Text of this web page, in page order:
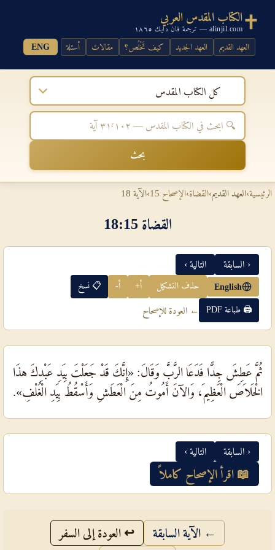
الكتاب المقدس العربي
alinjil.com — ترجمة فان دايك ١٨٦٥
العهد القديم العهد الجديد كيف تَخْلُص؟ مقالات أسئلة ENG
كل الكتاب المقدس
بحث
الرئيسية›العهد القديم›القضاة›الإصحاح 15 ›الآية 18
القضاة 15‏:‏18
‹ السابقة التالية ›
English حذف التشكيل أ+ أ- 📋 نسخ
🖨 طباعة PDF ← العودة للإصحاح
ثُمَّ عَطِشَ جِدًّا فَدَعَا الرَّبَّ وَقَالَ: «إِنَّكَ قَدْ جَعَلْتَ بِيَدِ عَبْدِكَ هذَا
الْخَلاَصَ الْعَظِيمَ، وَالآنَ أَمُوتُ مِنَ الْعَطَشِ وَأَسْقُطُ بِيَدِ الْغُلْفِ».
‹ السابقة التالية ›
📖 اقرأ الإصحاح كاملاً
← الآية السابقة ↩ العودة إلى السفر